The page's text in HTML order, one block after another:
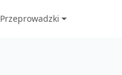
Przeprowadzki